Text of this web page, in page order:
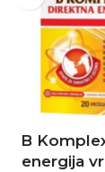
B
energija